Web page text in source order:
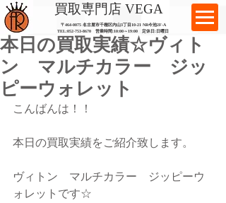
​買取専門店 VEGA
〒464-0075 名古屋市千種区内山3丁目10-21 ​ NR今池2F-A​
TEL:052-753-8670 営業時間:10:00～19:00​ 定休日:日曜日
本日の買取実績☆ヴィト
ン マルチカラー ジッ
ピーウォレット
こんばんは！！
本日の買取実績をご紹介致します。
ヴィトン　マルチカラー　ジッピーウ
ォレットです☆